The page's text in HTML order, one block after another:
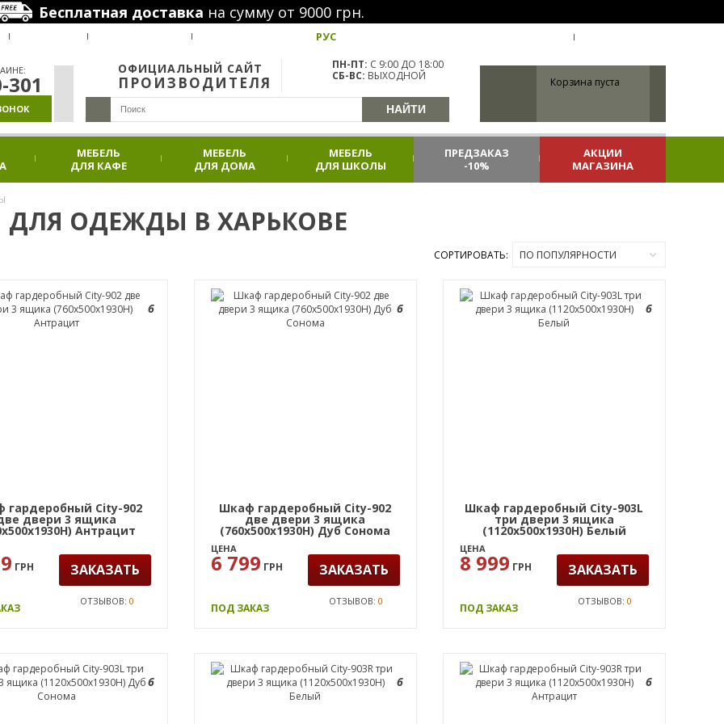
Бесплатная доставка на сумму от 9000 грн.
РУС
301
ОФИЦИАЛЬНЫЙ САЙТ
ПРОИЗВОДИТЕЛЯ
ПН-ПТ: С 9:00 ДО 18:00
СБ-ВС: ВЫХОДНОЙ Корзина пуста
МЕБЕЛЬ
ДЛЯ КАФЕ
МЕБЕЛЬ
ДЛЯ ДОМА
МЕБЕЛЬ
ДЛЯ ШКОЛЫ
ПРЕДЗАКАЗ
-10%
АКЦИИ
МАГАЗИНА
ОДЕЖДЫ В ХАРЬКОВЕ
СОРТИРОВАТЬ: ПО ПОПУЛЯРНОСТИ
6
гардеробный City-902
двери 3 ящика
Антрацит
ГРН ЗАКАЗАТЬ
ОТЗЫВОВ:0
6
Шкаф гардеробный City-902
две двери 3 ящика
(760х500х1930Н) Дуб Сонома
ЦЕНА
6 799 ГРН ЗАКАЗАТЬ
ПОД ЗАКАЗ
ОТЗЫВОВ:0
6
Шкаф гардеробный City-903L
три двери 3 ящика
(1120х500х1930Н) Белый
ЦЕНА
8 999 ГРН ЗАКАЗАТЬ
ПОД ЗАКАЗ
ОТЗЫВОВ:0
6 6 6